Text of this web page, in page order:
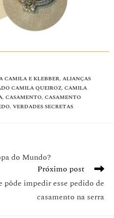
CAMILA E KLEBBER, ALIANÇAS
CAMILA QUEIROZ, CAMILA
, CASAMENTO, CASAMENTO
, VERDADES SECRETAS
do Mundo?
Próximo post
pôde impedir esse pedido de
casamento na serra